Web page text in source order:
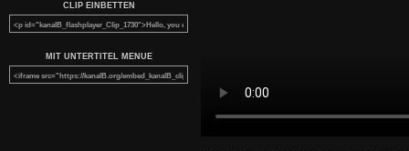
CLIP EINBETTEN
MIT UNTERTITEL MENUE